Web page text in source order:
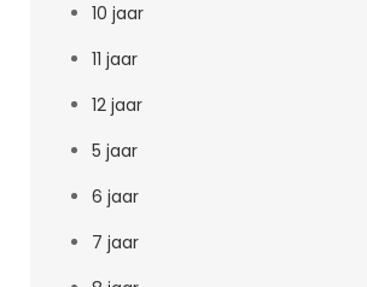
10 jaar
11 jaar
12 jaar
5 jaar
6 jaar
7 jaar